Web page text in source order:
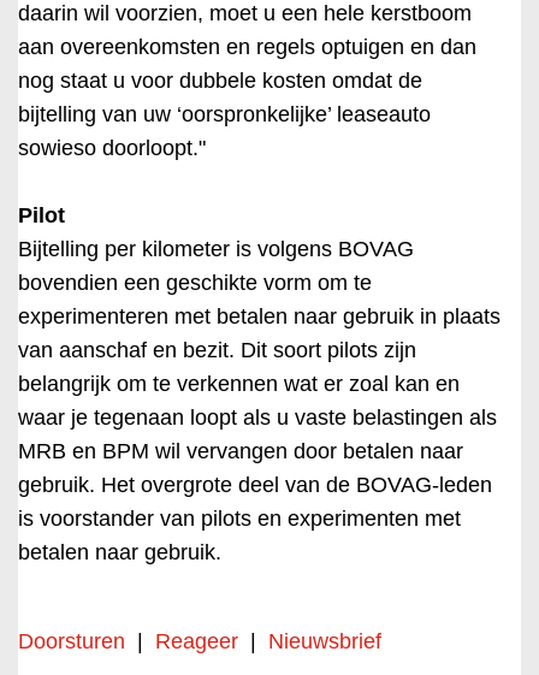
daarin wil voorzien, moet u een hele kerstboom
aan overeenkomsten en regels optuigen en dan
nog staat u voor dubbele kosten omdat de
bijtelling van uw ‘oorspronkelijke’ leaseauto
sowieso doorloopt."
Pilot
Bijtelling per kilometer is volgens BOVAG
bovendien een geschikte vorm om te
experimenteren met betalen naar gebruik in plaats
van aanschaf en bezit. Dit soort pilots zijn
belangrijk om te verkennen wat er zoal kan en
waar je tegenaan loopt als u vaste belastingen als
MRB en BPM wil vervangen door betalen naar
gebruik. Het overgrote deel van de BOVAG-leden
is voorstander van pilots en experimenten met
betalen naar gebruik.
Doorsturen Reageer Nieuwsbrief